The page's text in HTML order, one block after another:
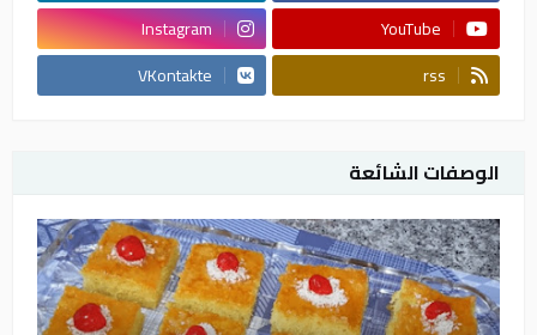
YouTube
Instagram
rss
VKontakte
الوصفات الشائعة